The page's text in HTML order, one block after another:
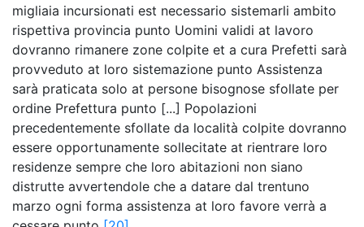
migliaia incursionati est necessario sistemarli ambito
rispettiva provincia punto Uomini validi at lavoro
dovranno rimanere zone colpite et a cura Prefetti sarà
provveduto at loro sistemazione punto Assistenza
sarà praticata solo at persone bisognose sfollate per
ordine Prefettura punto [...] Popolazioni
precedentemente sfollate da località colpite dovranno
essere opportunamente sollecitate at rientrare loro
residenze sempre che loro abitazioni non siano
distrutte avvertendole che a datare dal trentuno
marzo ogni forma assistenza at loro favore verrà a